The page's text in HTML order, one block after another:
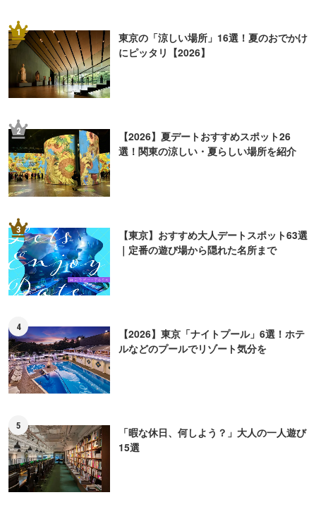
1
東京の「涼しい場所」16選！夏のおでかけ
にピッタリ【2026】
2
【2026】夏デートおすすめスポット26
選！関東の涼しい・夏らしい場所を紹介
3
【東京】おすすめ大人デートスポット63選
｜定番の遊び場から隠れた名所まで
4
【2026】東京「ナイトプール」6選！ホテ
ルなどのプールでリゾート気分を
5
「暇な休日、何しよう？」大人の一人遊び
15選